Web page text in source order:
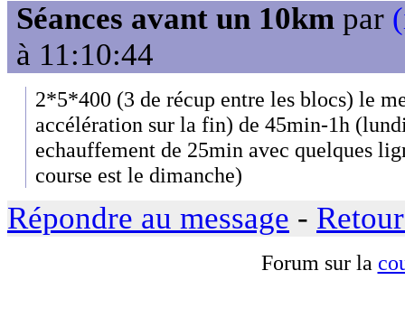
Séances avant un 10km par
à 11:10:44
2*5*400 (3 de récup entre les blocs) le
accélération sur la fin) de 45min-1h
echauffement de 25min avec quelques
course est le dimanche)
Répondre au message -
Forum sur la